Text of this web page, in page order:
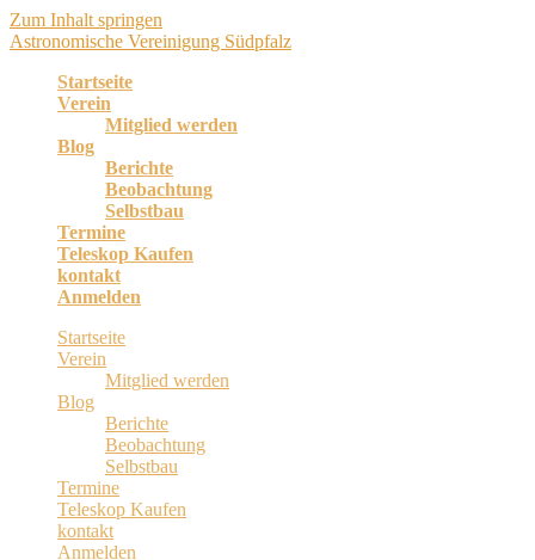
Zum Inhalt springen
Astronomische Vereinigung Südpfalz
Startseite
Verein
Mitglied werden
Blog
Berichte
Beobachtung
Selbstbau
Termine
Teleskop Kaufen
kontakt
Anmelden
Startseite
Verein
Mitglied werden
Blog
Berichte
Beobachtung
Selbstbau
Termine
Teleskop Kaufen
kontakt
Anmelden